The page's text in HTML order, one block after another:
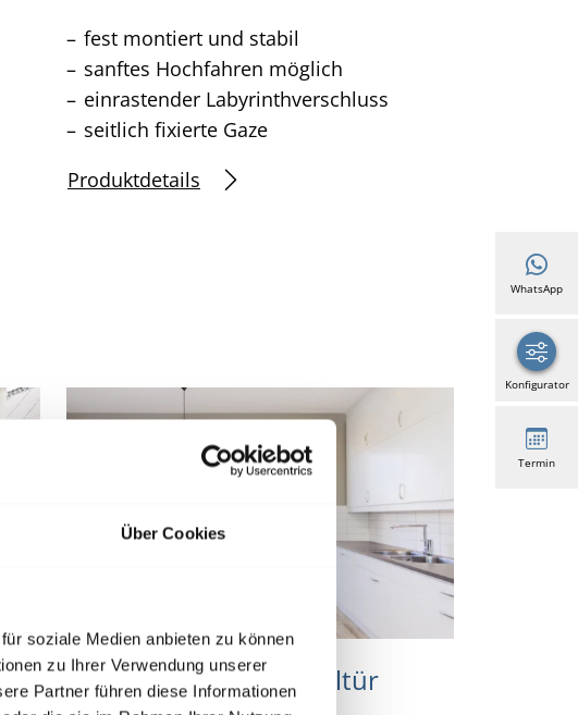
Über Cookies
soziale Medien anbieten zu können
zu Ihrer Verwendung unserer
Partner führen diese Informationen
fest montiert und stabil
sanftes Hochfahren möglich
einrastender Labyrinthverschluss
seitlich fixierte Gaze
Produktdetails
Insektenschutz-Pendeltür
WhatsApp
Konfigurator
Termin